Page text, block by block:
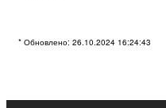
* Обновлено: 26.10.2024 16:24:43